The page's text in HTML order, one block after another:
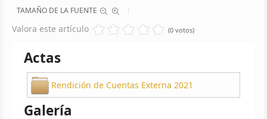
TAMAÑO DE LA FUENTE
Valora este artículo (0 votos)
Actas
Rendición de Cuentas Externa 2021
Galería